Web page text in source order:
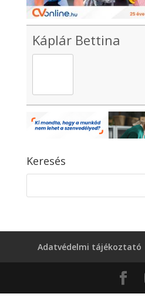
Káplár Bettina
Keresés
Adatvédelmi tájékoztató